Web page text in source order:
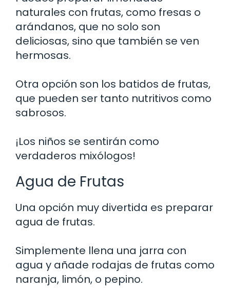
naturales con frutas, como fresas o
arándanos, que no solo son
deliciosas, sino que también se ven
hermosas.
Otra opción son los batidos de frutas,
que pueden ser tanto nutritivos como
sabrosos.
¡Los niños se sentirán como
verdaderos mixólogos!
Agua de Frutas
Una opción muy divertida es preparar
agua de frutas.
Simplemente llena una jarra con
agua y añade rodajas de frutas como
naranja, limón, o pepino.